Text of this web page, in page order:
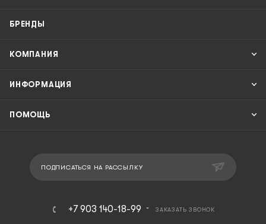
БРЕНДЫ
КОМПАНИЯ
ИНФОРМАЦИЯ
ПОМОЩЬ
ПОДПИСАТЬСЯ НА РАССЫЛКУ
+7 903 140-18-99 ЗАКАЗАТЬ ЗВОНОК